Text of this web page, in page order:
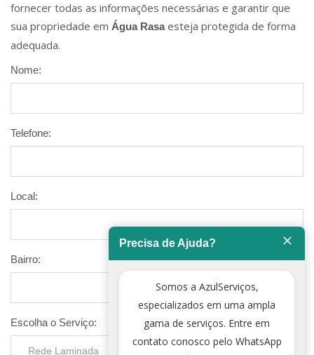
fornecer todas as informações necessárias e garantir que
sua propriedade em Água Rasaesteja protegida de forma
adequada.
Nome:
Telefone:
Local:
Bairro:
Escolha o Serviço:
Precisa de Ajuda?
Somos a AzulServiços,
especializados em uma ampla
gama de serviços. Entre em
contato conosco pelo WhatsApp